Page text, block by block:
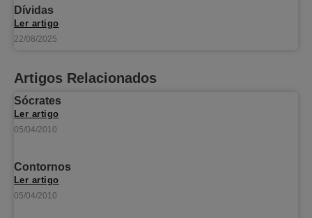
Dívidas
Ler artigo
22/08/2025
Artigos Relacionados
Sócrates
Ler artigo
05/04/2010
Contornos
Ler artigo
05/04/2010